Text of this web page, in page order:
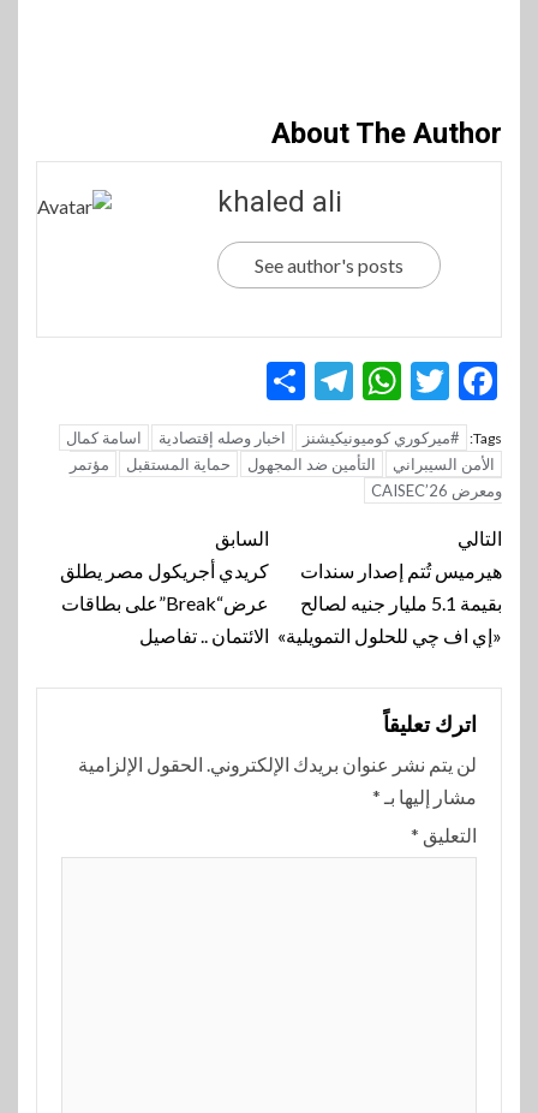
About The Author
khaled ali
See author's posts
Facebook
Twitter
WhatsApp
Telegram
Tags: #ميركوري كوميونيكيشنز اخبار وصله إقتصادية
اسامة كمال
الأمن السيبراني
التأمين ضد المجهول حماية المستقبل
مؤتمر
ومعرض CAISEC’26
تنقل
المقالة
السابق
كريدي أجريكول مصر يطلق
عرض“Break”على بطاقات
الائتمان .. تفاصيل
التالي
هيرميس تُتم إصدار سندات
بقيمة 5.1 مليار جنيه لصالح
«إي اف چي للحلول التمويلية»
اترك تعليقاً
لن يتم نشر عنوان بريدك الإلكتروني. الحقول الإلزامية
مشار إليها بـ *
التعليق *